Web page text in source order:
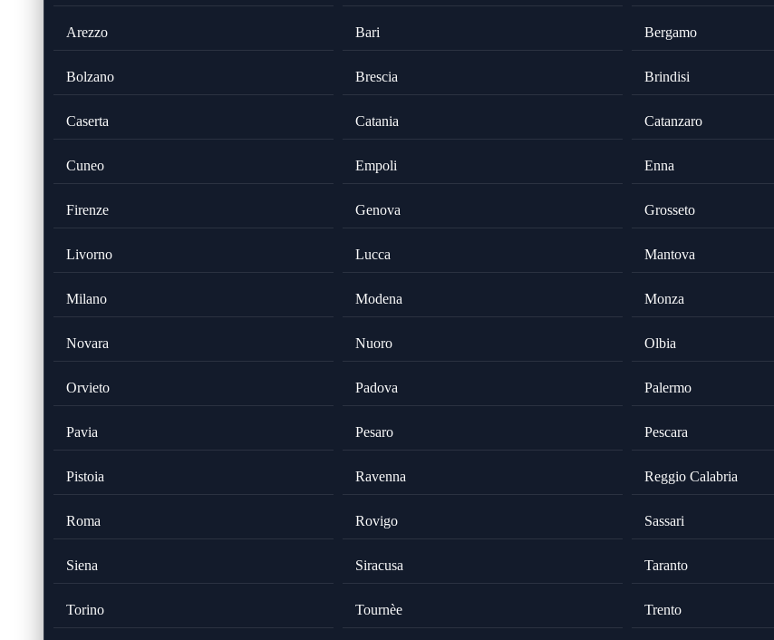
Arezzo Bari Bergamo
Bolzano Brescia Brindisi
Caserta Catania Catanzaro
Cuneo Empoli Enna
Firenze Genova Grosseto
Livorno Lucca Mantova
Milano Modena Monza
Novara Nuoro Olbia
Orvieto Padova Palermo
Pavia Pesaro Pescara
Pistoia Ravenna Reggio Calabria
Roma Rovigo Sassari
Siena Siracusa Taranto
Torino Tournèe Trento